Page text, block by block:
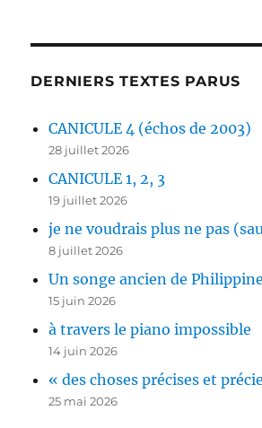
DERNIERS TEXTES PARUS
CANICULE 4 (échos de 2003)
28 juillet 2026
CANICULE 1, 2, 3
19 juillet 2026
je ne voudrais plus ne pas
8 juillet 2026
Un songe ancien de
15 juin 2026
à travers le piano impossible
14 juin 2026
« des choses précises et
25 mai 2026